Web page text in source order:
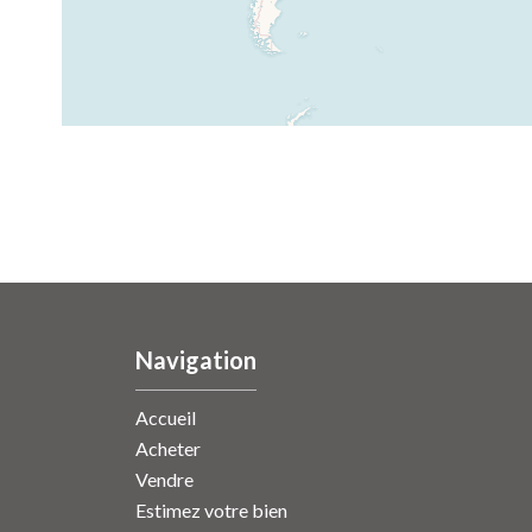
Navigation
Accueil
Acheter
Vendre
Estimez votre bien